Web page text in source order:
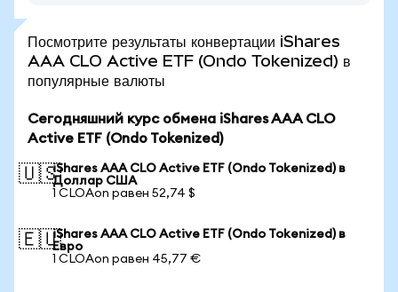
Посмотрите результаты конвертации iShares
AAA CLO Active ETF (Ondo Tokenized) в
популярные валюты
Сегодняшний курс обмена iShares AAA CLO
Active ETF (Ondo Tokenized)
🇺🇸iShares AAA CLO Active ETF (Ondo Tokenized) в
Доллар США
1 CLOAon равен 52,74 $
🇪🇺iShares AAA CLO Active ETF (Ondo Tokenized) в
Евро
1 CLOAon равен 45,77 €